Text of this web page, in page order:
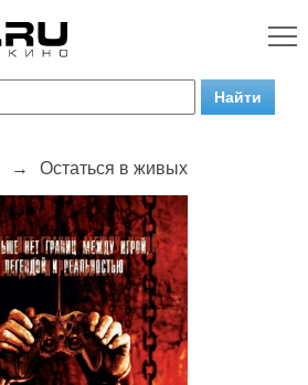
→ Остаться в живых